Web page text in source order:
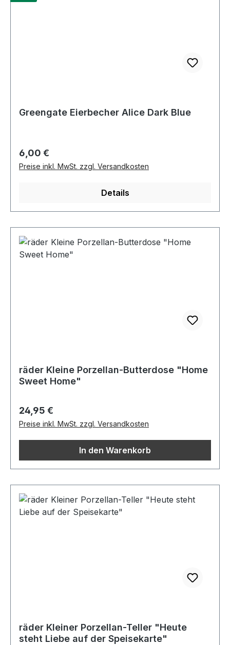
Greengate Eierbecher Alice Dark Blue
Regulärer Preis:
6,00 €
Preise inkl. MwSt. zzgl. Versandkosten
Details
räder Kleine Porzellan-Butterdose "Home
Sweet Home"
Regulärer Preis:
24,95 €
Preise inkl. MwSt. zzgl. Versandkosten
In den Warenkorb
räder Kleiner Porzellan-Teller "Heute
steht Liebe auf der Speisekarte"